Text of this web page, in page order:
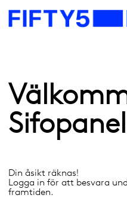
Din åsikt räknas!
Logga in för att besvara
framtiden.